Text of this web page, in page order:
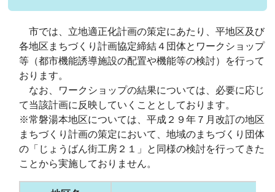
市では、立地適正化計画の策定にあたり、平地区及び
各地区まちづくり計画協定締結４団体とワークショップ
等（都市機能誘導施設の配置や機能等の検討）を行って
おります。
なお、ワークショップの結果については、必要に応じ
て当該計画に反映していくこととしております。
※常磐湯本地区については、平成２９年７月改訂の地区
まちづくり計画の策定において、地域のまちづくり団体
の「じょうばん街工房２１」と同様の検討を行ってきた
ことから実施しておりません。